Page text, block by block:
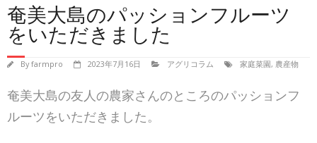
奄美大島のパッションフルーツ
をいただきました
Byfarmpro 2023年7月16日 アグリコラム 家庭菜園, 農産物
奄美大島の友人の農家さんのところのパッションフ
ルーツをいただきました。